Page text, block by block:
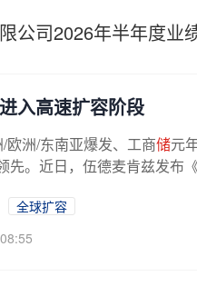
公司2026年半年度业
入高速扩容阶段
/欧洲/东南亚爆发、工商储元
先。近日，伍德麦肯兹发布
全球扩容